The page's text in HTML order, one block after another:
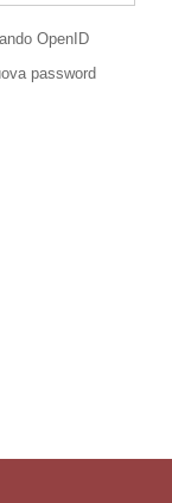
OpenID
password